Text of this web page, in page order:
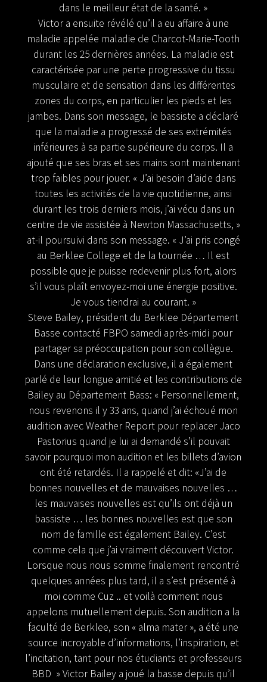
dans le meilleur état de la santé. »
Victor a ensuite révélé qu’il a eu affaire à une
maladie appelée maladie de Charcot-Marie-Tooth
durant les 25 dernières années. La maladie est
caractérisée par une perte progressive du tissu
musculaire et de sensation dans les différentes
zones du corps, en particulier les pieds et les
jambes. Dans son message, le bassiste a déclaré
que la maladie a progressé de ses extrémités
inférieures à sa partie supérieure du corps. Il a
ajouté que ses bras et ses mains sont maintenant
trop faibles pour jouer. « J’ai besoin d’aide dans
toutes les activités de la vie quotidienne, ainsi
durant les trois derniers mois, j’ai vécu dans un
centre de vie assistée à Newton Massachusetts, »
at-il poursuivi dans son message. « J’ai pris congé
au Berklee College et de la tournée … Il est
possible que je puisse redevenir plus fort, alors
s’il vous plaît envoyez-moi une énergie positive.
Je vous tiendrai au courant. »
Steve Bailey, président du Berklee Département
Basse contacté FBPO samedi après-midi pour
partager sa préoccupation pour son collègue.
Dans une déclaration exclusive, il a également
parlé de leur longue amitié et les contributions de
Bailey au Département Bass: « Personnellement,
nous revenons il y 33 ans, quand j’ai échoué mon
audition avec Weather Report pour replacer Jaco
Pastorius quand je lui ai demandé s’il pouvait
savoir pourquoi mon audition et les billets d’avion
ont été retardés. Il a rappelé et dit: «J’ai de
bonnes nouvelles et de mauvaises nouvelles …
les mauvaises nouvelles est qu’ils ont déjà un
bassiste … les bonnes nouvelles est que son
nom de famille est également Bailey. C’est
comme cela que j’ai vraiment découvert Victor.
Lorsque nous nous somme finalement rencontré
quelques années plus tard, il a s’est présenté à
moi comme Cuz .. et voilà comment nous
appelons mutuellement depuis. Son audition a la
faculté de Berklee, son « alma mater », a été une
source incroyable d’informations, l’inspiration, et
l’incitation, tant pour nos étudiants et professeurs
BBD »Victor Bailey a joué la basse depuis qu’il